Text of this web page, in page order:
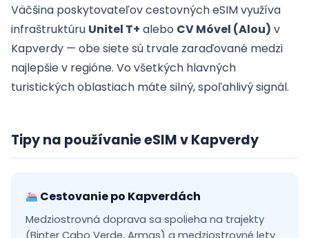
Väčšina poskytovateľov cestovných eSIM využíva
infraštruktúru Unitel T+ alebo CV Móvel (Alou) v
Kapverdy — obe siete sú trvale zaraďované medzi
najlepšie v regióne. Vo všetkých hlavných
turistických oblastiach máte silný, spoľahlivý signál.
Tipy na používanie eSIM v Kapverdy
Cestovanie po Kapverdách
Medziostrovná doprava sa spolieha na trajekty